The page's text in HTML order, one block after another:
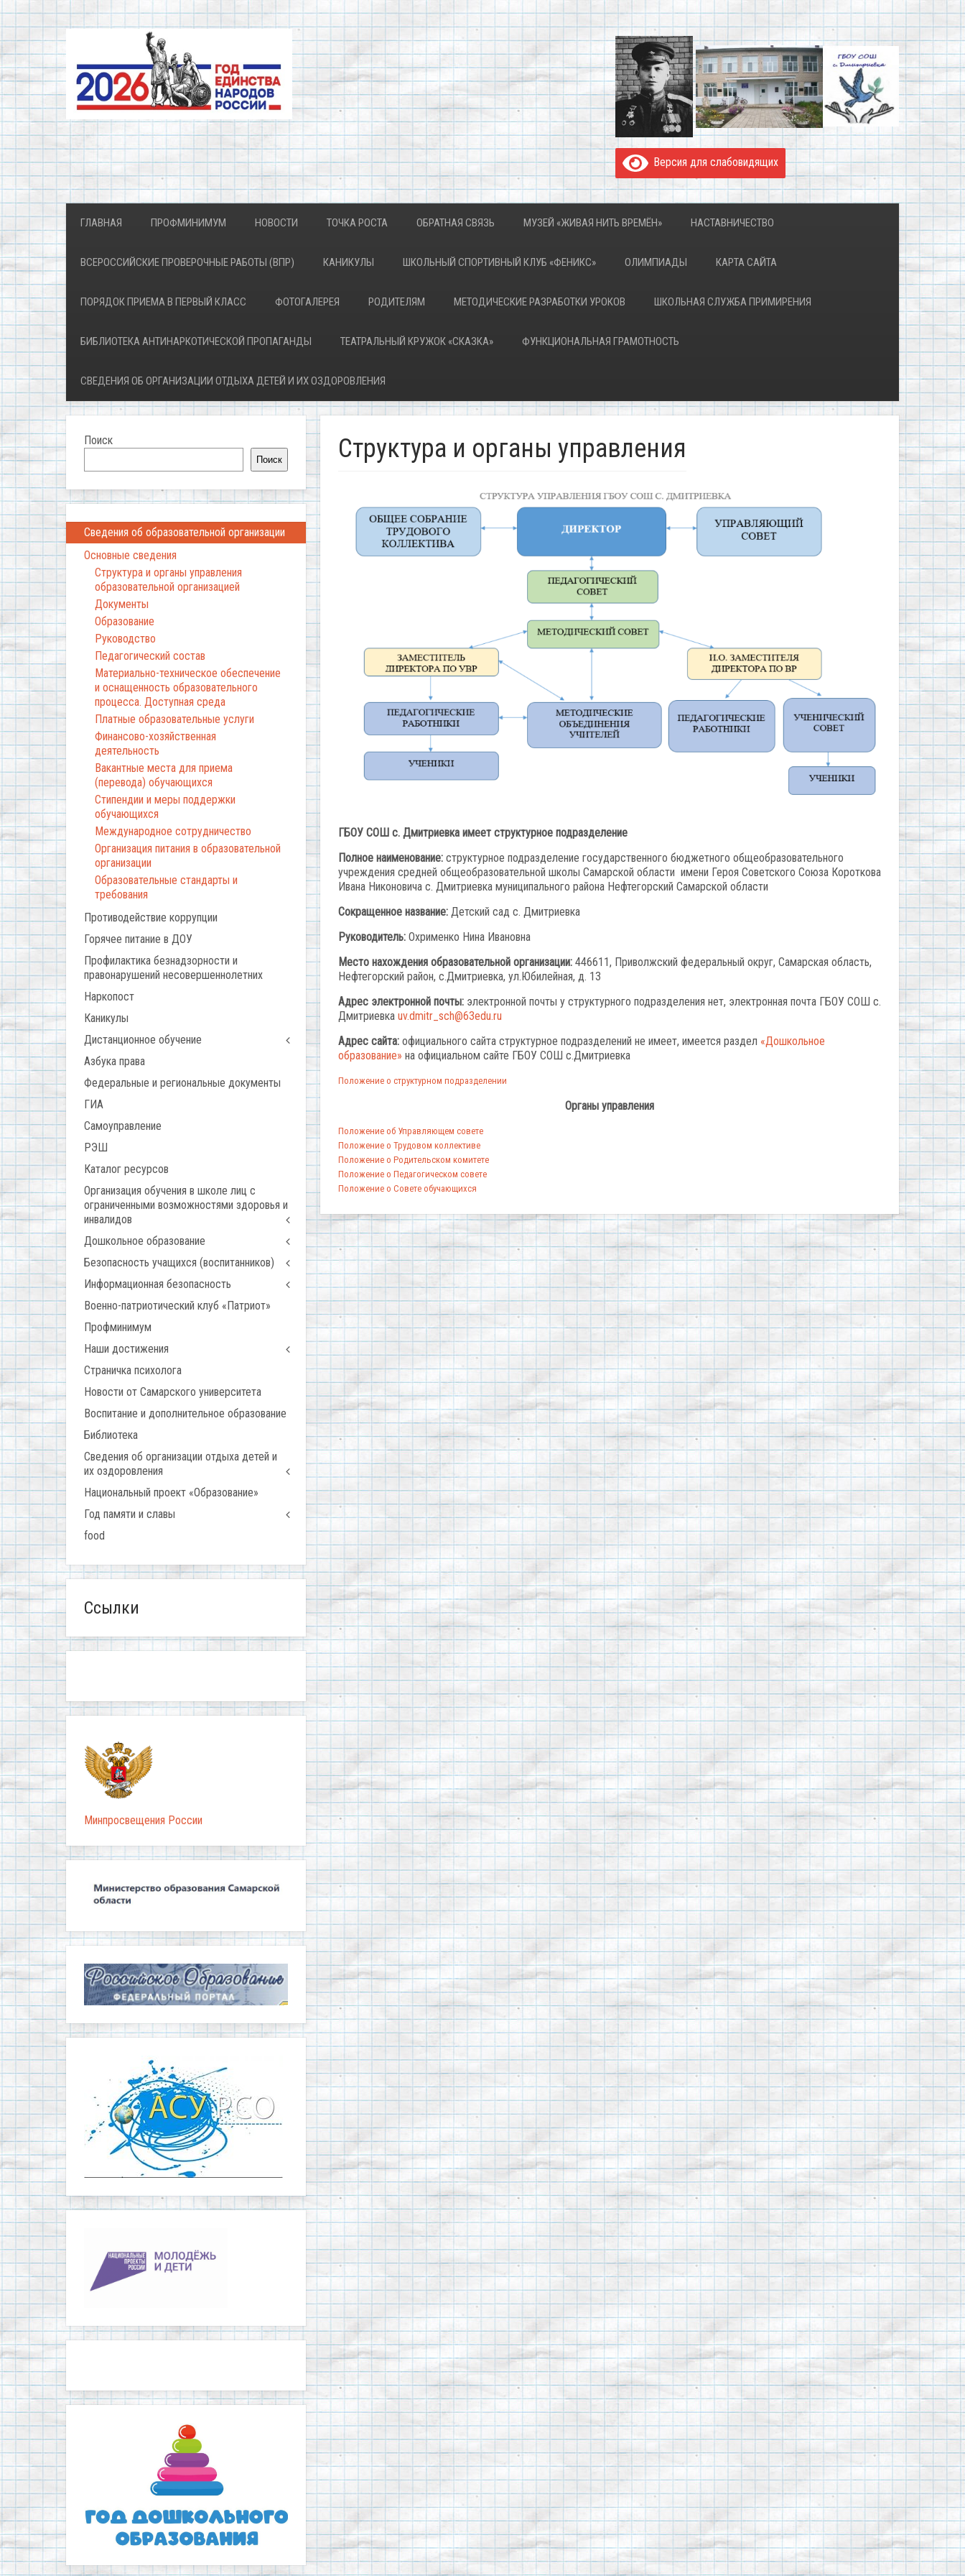
Версия для слабовидящих
ГЛАВНАЯ ПРОФМИНИМУМ НОВОСТИ ТОЧКА РОСТА ОБРАТНАЯ СВЯЗЬ МУЗЕЙ «ЖИВАЯ НИТЬ ВРЕМЁН» НАСТАВНИЧЕСТВО
ВСЕРОССИЙСКИЕ ПРОВЕРОЧНЫЕ РАБОТЫ (ВПР) КАНИКУЛЫ ШКОЛЬНЫЙ СПОРТИВНЫЙ КЛУБ «ФЕНИКС» ОЛИМПИАДЫ КАРТА САЙТА
ПОРЯДОК ПРИЕМА В ПЕРВЫЙ КЛАСС ФОТОГАЛЕРЕЯ РОДИТЕЛЯМ МЕТОДИЧЕСКИЕ РАЗРАБОТКИ УРОКОВ ШКОЛЬНАЯ СЛУЖБА ПРИМИРЕНИЯ
БИБЛИОТЕКА АНТИНАРКОТИЧЕСКОЙ ПРОПАГАНДЫ ТЕАТРАЛЬНЫЙ КРУЖОК «СКАЗКА» ФУНКЦИОНАЛЬНАЯ ГРАМОТНОСТЬ
СВЕДЕНИЯ ОБ ОРГАНИЗАЦИИ ОТДЫХА ДЕТЕЙ И ИХ ОЗДОРОВЛЕНИЯ
Структура и органы управления
ГБОУ СОШ с. Дмитриевка имеет структурное подразделение
Полное наименование: структурное подразделение государственного бюджетного общеобразовательного
учреждения средней общеобразовательной школы Самарской области имени Героя Советского Союза Короткова
Ивана Никоновича с. Дмитриевка муниципального района Нефтегорский Самарской области
Сокращенное название: Детский сад с. Дмитриевка
Руководитель: Охрименко Нина Ивановна
Место нахождения образовательной организации: 446611, Приволжский федеральный округ, Самарская область,
Нефтегорский район, с.Дмитриевка, ул.Юбилейная, д. 13
Адрес электронной почты: электронной почты у структурного подразделения нет, электронная почта ГБОУ СОШ с.
Дмитриевка uv.dmitr_sch@63edu.ru
Адрес сайта: официального сайта структурное подразделений не имеет, имеется раздел «Дошкольное
образование» на официальном сайте ГБОУ СОШ с.Дмитриевка
Положение о структурном подразделении
Органы управления
Положение об Управляющем совете
Положение о Трудовом коллективе
Положение о Родительском комитете
Положение о Педагогическом совете
Положение о Совете обучающихся
Поиск
Поиск
Сведения об образовательной организации
Основные сведения
Структура и органы управления
образовательной организацией
Документы
Образование
Руководство
Педагогический состав
Материально-техническое обеспечение
и оснащенность образовательного
процесса. Доступная среда
Платные образовательные услуги
Финансово-хозяйственная
деятельность
Вакантные места для приема
(перевода) обучающихся
Стипендии и меры поддержки
обучающихся
Международное сотрудничество
Организация питания в образовательной
организации
Образовательные стандарты и
требования
Противодействие коррупции
Горячее питание в ДОУ
Профилактика безнадзорности и
правонарушений несовершеннолетних
Наркопост
Каникулы
Дистанционное обучение
Азбука права
Федеральные и региональные документы
ГИА
Самоуправление
РЭШ
Каталог ресурсов
Организация обучения в школе лиц с
ограниченными возможностями здоровья и
инвалидов
Дошкольное образование
Безопасность учащихся (воспитанников)
Информационная безопасность
Военно-патриотический клуб «Патриот»
Профминимум
Наши достижения
Страничка психолога
Новости от Самарского университета
Воспитание и дополнительное образование
Библиотека
Сведения об организации отдыха детей и
их оздоровления
Национальный проект «Образование»
Год памяти и славы
food
Ссылки
Минпросвещения России